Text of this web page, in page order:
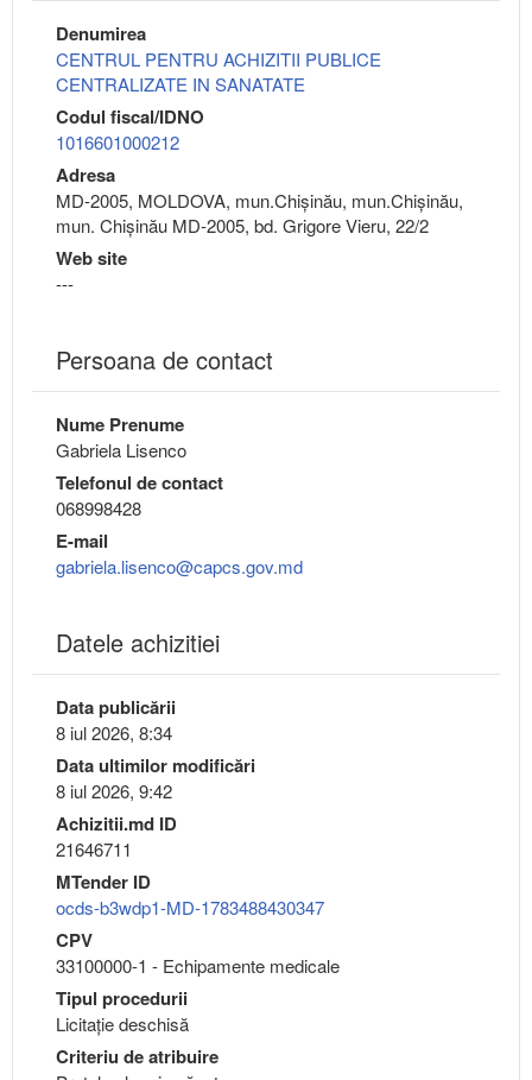
Denumirea
CENTRUL PENTRU ACHIZITII PUBLICE
CENTRALIZATE IN SANATATE
Codul fiscal/IDNO
1016601000212
Adresa
MD-2005, MOLDOVA, mun.Chişinău, mun.Chişinău,
mun. Chișinău MD-2005, bd. Grigore Vieru, 22/2
Web site
---
Persoana de contact
Nume Prenume
Gabriela Lisenco
Telefonul de contact
068998428
E-mail
gabriela.lisenco@capcs.gov.md
Datele achizitiei
Data publicării
8 iul 2026, 8:34
Data ultimilor modificări
8 iul 2026, 9:42
Achizitii.md ID
21646711
MTender ID
ocds-b3wdp1-MD-1783488430347
CPV
33100000-1 - Echipamente medicale
Tipul procedurii
Licitație deschisă
Criteriu de atribuire